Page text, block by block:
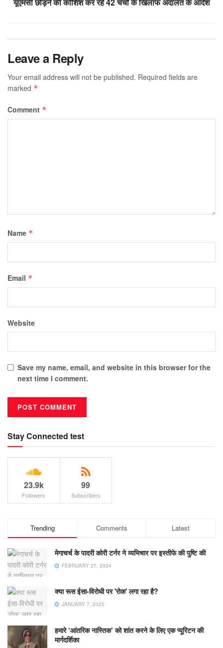
यूएमसी छोड़ने की कोशिश कर रहे 42 चर्चों के खिलाफ अदालत के आदेश
Leave a Reply
Your email address will not be published. Required fields are
marked *
Comment *
Name *
Email *
Website
Save my name, email, and website in this browser for the
next time I comment.
Stay Connected test
23.9k
Followers
99
Subscribers
Trending Comments Latest
मेगाचर्च के पादरी कोरी टर्नर ने व्यभिचार पर इस्तीफे की पुष्टि की
FEBRUARY 27, 2024
क्या रूस ईसा-विरोधी पर 'रोक' लगा रहा है?
JANUARY 7, 2025
हमारे ‘आंतरिक नास्तिक’ को शांत करने के लिए एक प्यूरिटन की
मार्गदर्शिका